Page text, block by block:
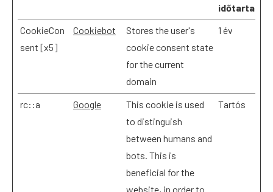
időtartam
CookieCon
sent [x5]
Cookiebot
Stores the user's
cookie consent state
for the current
domain
1 év
rc::a Google
This cookie is used
to distinguish
between humans and
bots. This is
beneficial for the
website, in order to
Tartós